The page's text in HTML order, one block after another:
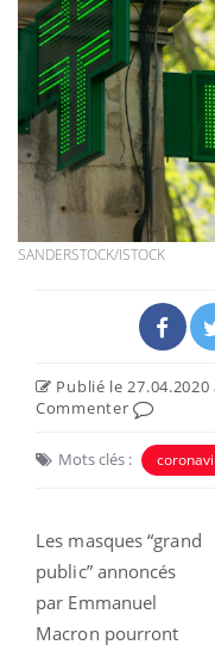
SANDERSTOCK/ISTOCK
Publié le 27.04.2020
Commenter
Mots clés :
Les masques “grand
public” annoncés
par Emmanuel
Macron pourront